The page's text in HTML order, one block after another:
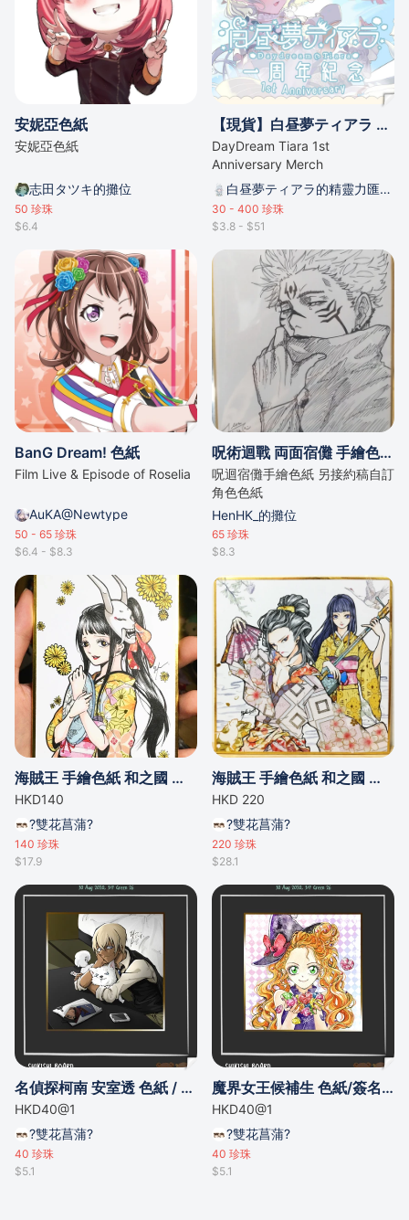
安妮亞色紙
安妮亞色紙
志田タツキ的攤位
50 珍珠
$6.4
【現貨】白昼夢ティアラ 一周年紀念套裝
DayDream Tiara 1st
Anniversary Merch
白昼夢ティアラ的精靈力匯聚點
30 - 400 珍珠
$3.8 - $51
BanG Dream! 色紙
Film Live & Episode of Roselia
AuKA@Newtype
50 - 65 珍珠
$6.4 - $8.3
呪術迴戰 両面宿儺 手繪色紙(細)
呪迴宿儺手繪色紙 另接約稿自訂
角色色紙
HenHK_的攤位
65 珍珠
$8.3
海賊王 手繪色紙 和之國 小菊
HKD140
?雙花菖蒲?
140 珍珠
$17.9
海賊王 手繪色紙 和之國 以藏 小菊
HKD 220
?雙花菖蒲?
220 珍珠
$28.1
名偵探柯南 安室透 色紙 / 零的日常 降谷零 簽名板
HKD40@1
?雙花菖蒲?
40 珍珠
$5.1
魔界女王候補生 色紙/簽名板
HKD40@1
?雙花菖蒲?
40 珍珠
$5.1